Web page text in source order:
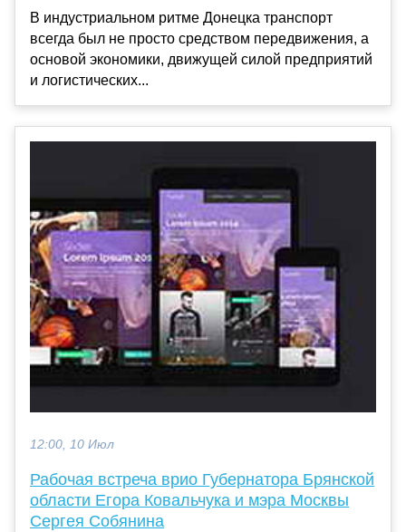
В индустриальном ритме Донецка транспорт
всегда был не просто средством передвижения, а
основой экономики, движущей силой предприятий
и логистических...
12:00, 10 Июл
Рабочая встреча врио Губернатора Брянской
области Егора Ковальчука и мэра Москвы
Сергея Собянина